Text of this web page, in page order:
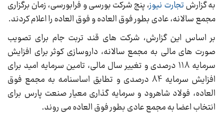
به گزارشتجارت نیوز، پنج شرکت بورسی و فرابورسی، زمان برگزاری
مجمع سالانه، عادی بطور فوق العاده و فوق العاده را اعلام کردند.
بر اساس این گزارش، شرکت های قند تربت جام برای تصویب
صورت های مالی به مجمع سالانه، داروسازی کوثر برای افزایش
سرمایه 118 درصدی و تغییر سال مالی، تامین سرمایه امید برای
افزایش سرمایه 84 درصدی و تطابق اساسنامه به مجمع فوق
العاده، فولاد شاهرود و سرمایه گذاری معیار صنعت پارس برای
انتخاب اعضا به مجمع عادی بطور فوق العاده می روند.